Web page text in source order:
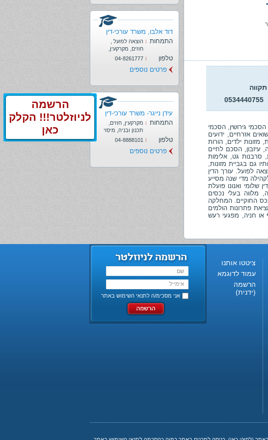
גירושין, הסכמי
אזרחיים, ידועים
ילדים, הורות
עיזבון, הסכם לחיים
סרבנות גט, אלימות
גם בגביית מזונות,
לפועל. עורך הדין
מדי שנה מסייע
ואנונו פועלת
מלווה בעלי נכסים
החוקיים. המחלקה
פתרונות הולמים
או חניה, מפגעי רעש
דוד אלבו, משרד עורכי-דין
התמחות
הוצאה לפועל ,
חוזים, מקרקעין,
משפחה, משפט
עבודה
טלפון 04-8261777
פרטים נוספים
עידן נייגר- משרד עורכי-דין
התמחות
מקרקעין, חוזים,
תכנון ובניה, מיסוי
מקרקעין, משפט
טלפון 04-8888101
פרטים נוספים
ציטטו אותנו
עמוד לדוגמא
הרשמה
(ידנית)
אני מסכימ/ה לתנאי השימוש באתר
הרשמה
לניוזלטר!!! הקלק
כאן